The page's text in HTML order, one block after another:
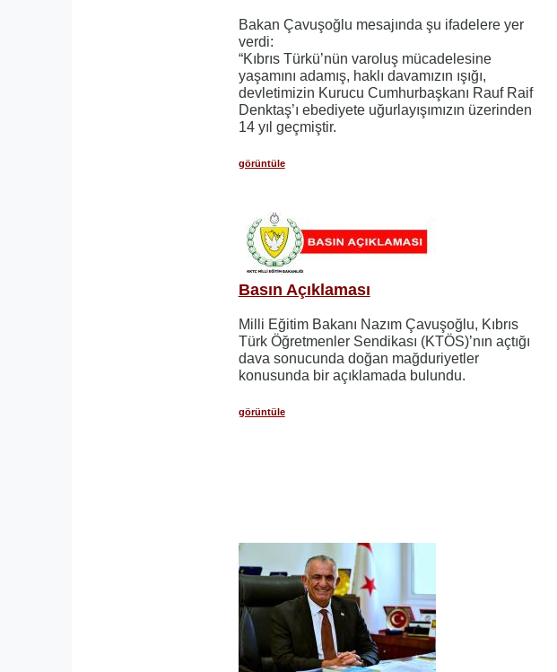
Bakan Çavuşoğlu mesajında şu ifadelere yer
verdi:
“Kıbrıs Türkü’nün varoluş mücadelesine
yaşamını adamış, haklı davamızın ışığı,
devletimizin Kurucu Cumhurbaşkanı Rauf Raif
Denktaş’ı ebediyete uğurlayışımızın üzerinden
14 yıl geçmiştir.
görüntüle
Basın Açıklaması
Milli Eğitim Bakanı Nazım Çavuşoğlu, Kıbrıs
Türk Öğretmenler Sendikası (KTÖS)’nın açtığı
dava sonucunda doğan mağduriyetler
konusunda bir açıklamada bulundu.
görüntüle